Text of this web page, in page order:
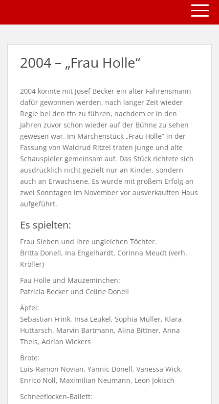
i
2004 – „Frau Holle“
2004 konnte mit Josef Becker ein alter Fahrensmann
dafür gewonnen werden, nach langer Zeit wieder
Regie bei den tfn zu führen, nachdem er in den
Jahren zuvor schon wieder auf der Bühne zu sehen
gewesen war. Im Märchenstück „Frau Holle“ in der
Fassung von Waldrud Ritzel traten junge und alte
Schauspieler gemeinsam auf. Das Stück richtete sich
ausdrücklich nicht gezielt nur an Kinder, sondern
auch an Erwachsene. Es wurde mit großem Erfolg an
zwei Sonntagen im November vor ausverkauften Haus
aufgeführt.
Es spielten:
Frau Sieben und ihre ungleichen Töchter.
Britta Donell, Ina Engelhardt, Corinna Meudt (verh.
Kröller)
Fau Holle und Mauzeminchen:
Patricia Becker und Celine Donell
Äpfel:
Sebastian Frink, Insa Leukel, Sophia Müller, Klara
Huttarsch, Marvin Bartmann, Alina Bittner, Anna
Theis, Adrian Wickers
Brote:
Luis-Ramon Novian, Yannic Donell, Vanessa Wick,
Enrico Noll, Maximilian Neumann, Leon Jokisch
Schneeflocken-Ballett: